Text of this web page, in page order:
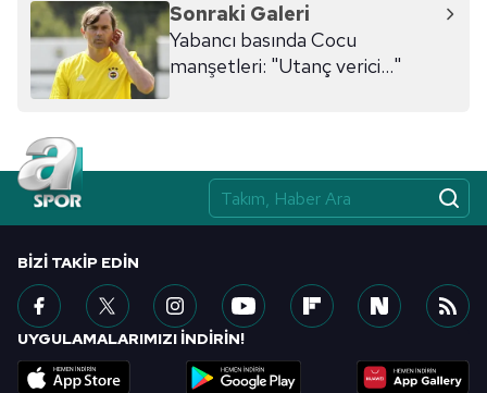
Sonraki Galeri
Yabancı basında Cocu
manşetleri: "Utanç verici..."
BIZI TAKIP EDIN
UYGULAMALARIMIZI İNDİRİN!